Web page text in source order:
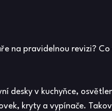
na pravidelnou revizi?
desky v kuchyňce,
kryty a vypínače.